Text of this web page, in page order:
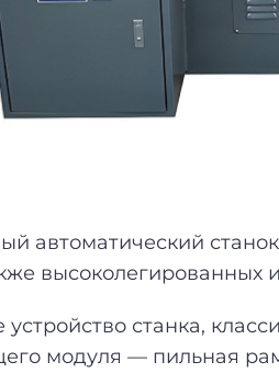
автоматический станок
высоколегированных
устройство станка,
модуля — пильная